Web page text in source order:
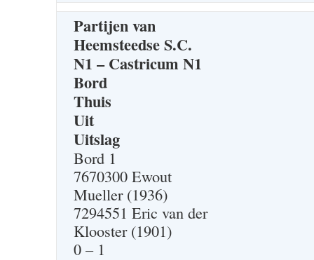
Partijen van
Heemsteedse S.C.
N1 – Castricum N1
Bord
Thuis
Uit
Uitslag
Bord 1
7670300 Ewout
Mueller (1936)
7294551 Eric van der
Klooster (1901)
0 – 1